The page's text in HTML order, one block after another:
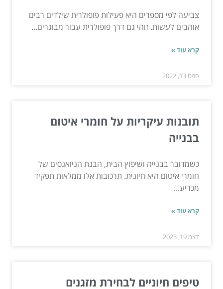
צביעה לפי מספרים היא פעילות פופולרית שילדים רבים
אוהבים לעשות. זוהי גם דרך פופולרית עבור מבוגרים...
קרא עוד »
ספט 13, 2022
תובנות עיקריות על חומרי איטום
בבנייה
כשמדובר בבנייה ושיפוץ הבית, הבנת הניואנסים של
חומרי איטום היא חיונית. תרכובות אלו ממלאות תפקיד
מכריע...
קרא עוד »
דצמ 19, 2023
טיפים חיוניים לבחירת מזגנים